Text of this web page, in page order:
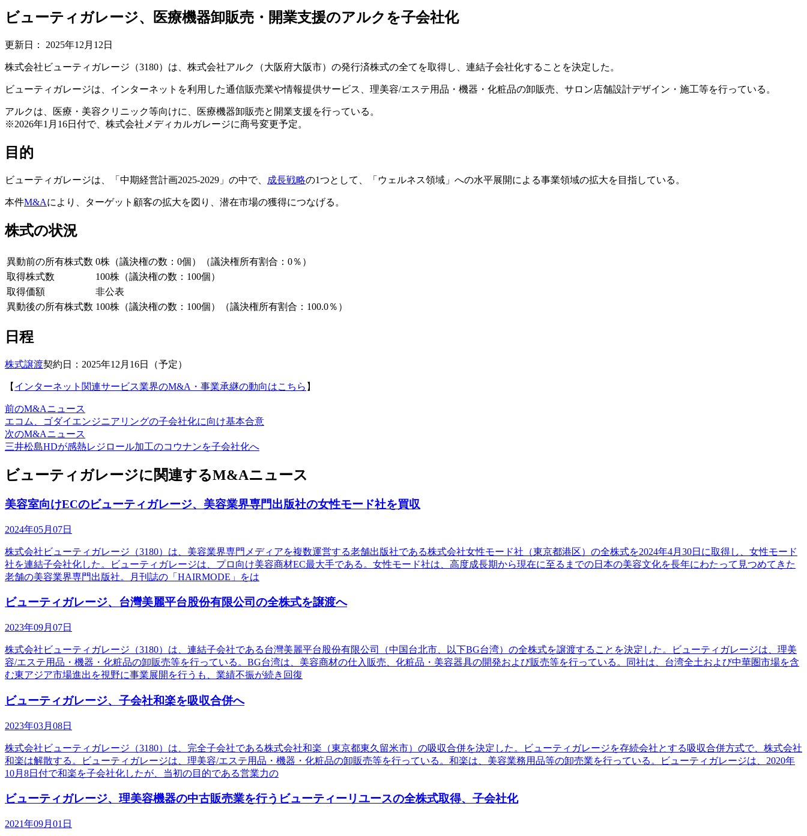
ビューティガレージ、医療機器卸販売・開業支援のアルクを子会社化
更新日： 2025年12月12日
株式会社ビューティガレージ（3180）は、株式会社アルク（大阪府大阪市）の発行済株式の全てを取得し、連結子会社化することを決定した。
ビューティガレージは、インターネットを利用した通信販売業や情報提供サービス、理美容/エステ用品・機器・化粧品の卸販売、サロン店舗設計デザイン・施工等を行っている。
アルクは、医療・美容クリニック等向けに、医療機器卸販売と開業支援を行っている。
※2026年1月16日付で、株式会社メディカルガレージに商号変更予定。
目的
ビューティガレージは、「中期経営計画2025-2029」の中で、 成長戦略の1つとして、「ウェルネス領域」への水平展開による事業領域の拡大を目指している。
本件M&Aにより、ターゲット顧客の拡大を図り、潜在市場の獲得につなげる。
株式の状況
異動前の所有株式数 0株（議決権の数：0個）（議決権所有割合：0％）
取得株式数
100株（議決権の数：100個）
取得価額
非公表
異動後の所有株式数 100株（議決権の数：100個）（議決権所有割合：100.0％）
日程
株式譲渡契約日：2025年12月16日（予定）
【 インターネット関連サービス業界のM&A・事業承継の動向はこちら 】
前のM&Aニュース
エコム、ゴダイエンジニアリングの子会社化に向け基本合意
次のM&Aニュース
三井松島HDが感熱レジロール加工のコウナンを子会社化へ
ビューティガレージに関連するM&Aニュース
美容室向けECのビューティガレージ、美容業界専門出版社の女性モード社を買収
2024年05月07日
株式会社ビューティガレージ（3180）は、美容業界専門メディアを複数運営する老舗出版社である株式会社女性モード社（東京都港区）の全株式を2024年4月30日に取得し、女性モード
社を連結子会社化した。ビューティガレージは、プロ向け美容商材EC最大手である。女性モード社は、高度成長期から現在に至るまでの日本の美容文化を長年にわたって見つめてきた
老舗の美容業界専門出版社。月刊誌の「HAIRMODE」をは
ビューティガレージ、台灣美麗平台股份有限公司の全株式を譲渡へ
2023年09月07日
株式会社ビューティガレージ（3180）は、連結子会社である台灣美麗平台股份有限公司（中国台北市、以下BG台湾）の全株式を譲渡することを決定した。ビューティガレージは、理美
容/エステ用品・機器・化粧品の卸販売等を行っている。BG台湾は、美容商材の仕入販売、化粧品・美容器具の開発および販売等を行っている。同社は、台湾全土および中華圏市場を含
む東アジア市場進出を視野に事業展開を行うも、業績不振が続き回復
ビューティガレージ、子会社和楽を吸収合併へ
2023年03月08日
株式会社ビューティガレージ（3180）は、完全子会社である株式会社和楽（東京都東久留米市）の吸収合併を決定した。ビューティガレージを存続会社とする吸収合併方式で、株式会社
和楽は解散する。ビューティガレージは、理美容/エステ用品・機器・化粧品の卸販売等を行っている。和楽は、美容業務用品等の卸売業を行っている。ビューティガレージは、2020年
10月8日付で和楽を子会社化したが、当初の目的である営業力の
ビューティガレージ、理美容機器の中古販売業を行うビューティーリユースの全株式取得、子会社化
2021年09月01日